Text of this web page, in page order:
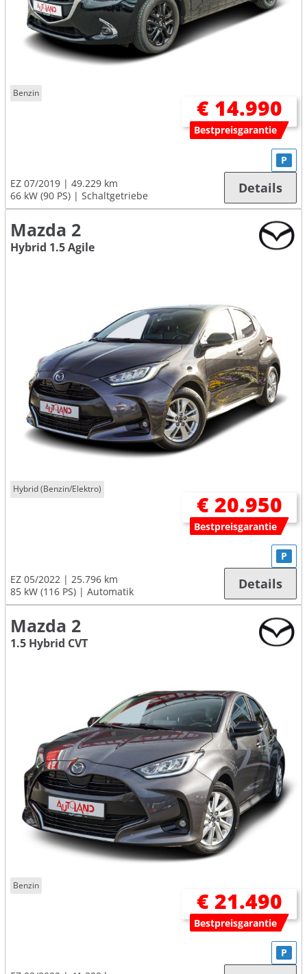
Benzin
€ 14.990
Bestpreisgarantie
EZ 07/2019
49.229 km
66 kW (90 PS)
Schaltgetriebe
P
Details
Mazda 2
Hybrid 1.5 Agile
Hybrid (Benzin/Elektro)
€ 20.950
Bestpreisgarantie
EZ 05/2022
25.796 km
85 kW (116 PS)
Automatik
P
Details
Mazda 2
1.5 Hybrid CVT
Benzin
€ 21.490
Bestpreisgarantie
P